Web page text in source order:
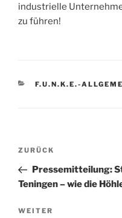
industrielle
zu führen!
KATEGORIEN
F.U.N.K.E.-
Beitragsnavigation
Vorheriger
Beitrag
ZURÜCK
Pressemitteilung:
Teningen – wie die
Nächster
WEITER